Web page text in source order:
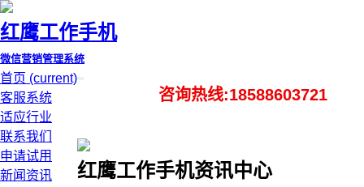
红鹰工作手机
微信营销管理系统
首页 (current)
客服系统
适应行业
联系我们
申请试用
新闻资讯
咨询热线:18588603721
红鹰工作手机资讯中心